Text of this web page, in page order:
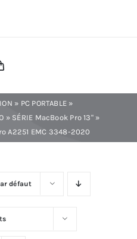
» PC PORTABLE »
» SÉRIE MacBook Pro 13"»
A2251 EMC 3348-2020
défaut